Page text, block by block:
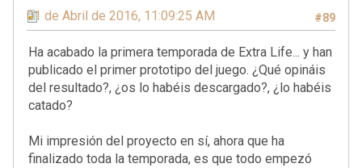
#89
01 de Abril de 2016, 11:09:25 AM
Ha acabado la primera temporada de Extra Life... y han
publicado el primer prototipo del juego. ¿Qué opináis
del resultado?, ¿os lo habéis descargado?, ¿lo habéis
catado?
Mi impresión del proyecto en sí, ahora que ha
finalizado toda la temporada, es que todo empezó